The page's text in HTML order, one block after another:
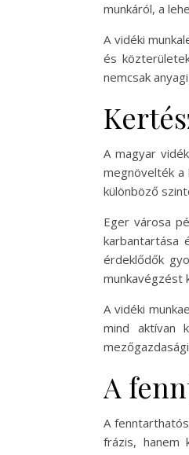
munkáról, a
A vidéki
és
nemcsak
A magyar
megnövelték a
különböző
Eger városa
karbantartása
érdeklődők
munkavégzést
A vidéki
mind aktívan
A
A
frázis, hanem